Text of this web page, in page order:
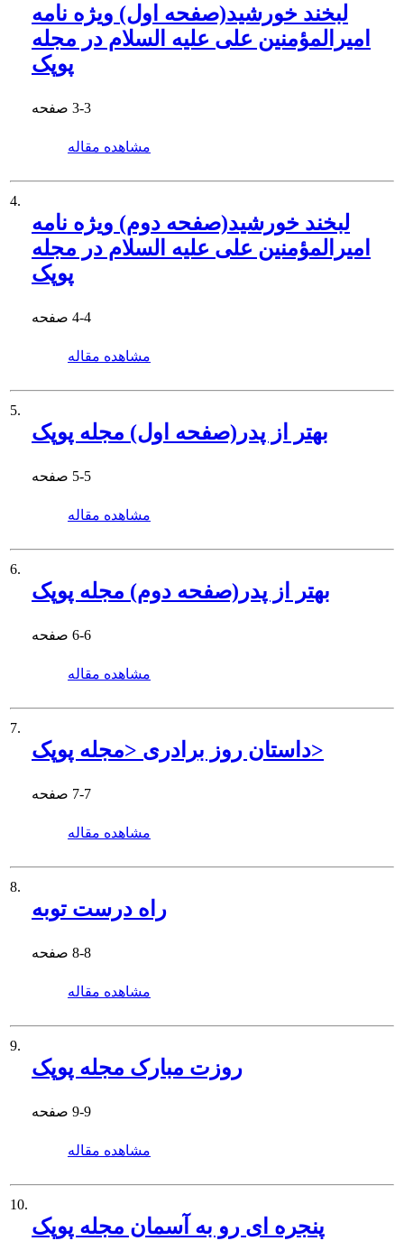
لبخند خورشید(صفحه اول) ویژه نامه
امیرالمؤمنین علی علیه السلام در مجله
پوپک
3-3
مشاهده مقاله
4.
لبخند خورشید(صفحه دوم) ویژه نامه
امیرالمؤمنین علی علیه السلام در مجله
پوپک
4-4
مشاهده مقاله
5.
بهتر از پدر(صفحه اول) مجله پوپک
5-5
مشاهده مقاله
6.
بهتر از پدر(صفحه دوم) مجله پوپک
6-6
مشاهده مقاله
7.
داستان روز برادری <مجله پوپک>
7-7
مشاهده مقاله
8.
راه درست توبه
8-8
مشاهده مقاله
9.
روزت مبارک مجله پوپک
9-9
مشاهده مقاله
10.
پنجره ای رو به آسمان مجله پوپک